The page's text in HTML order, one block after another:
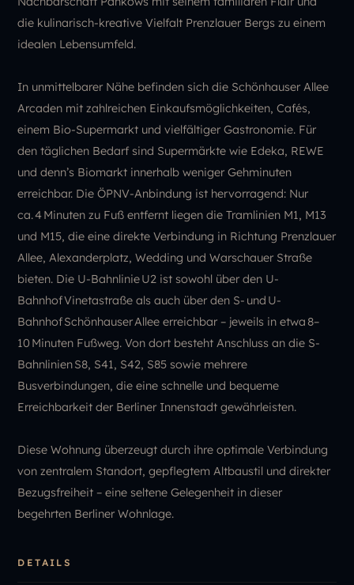
die kulinarisch-kreative Vielfalt Prenzlauer Bergs zu einem
idealen Lebensumfeld.
In unmittelbarer Nähe befinden sich die Schönhauser Allee
Arcaden mit zahlreichen Einkaufsmöglichkeiten, Cafés,
einem Bio-Supermarkt und vielfältiger Gastronomie. Für
den täglichen Bedarf sind Supermärkte wie Edeka, REWE
und denn’s Biomarkt innerhalb weniger Gehminuten
erreichbar. Die ÖPNV-Anbindung ist hervorragend: Nur
ca. 4 Minuten zu Fuß entfernt liegen die Tramlinien M1, M13
und M15, die eine direkte Verbindung in Richtung Prenzlauer
Allee, Alexanderplatz, Wedding und Warschauer Straße
bieten. Die U-Bahnlinie U2 ist sowohl über den U-
Bahnhof Vinetastraße als auch über den S- und U-
Bahnhof Schönhauser Allee erreichbar – jeweils in etwa 8–
10 Minuten Fußweg. Von dort besteht Anschluss an die S-
Bahnlinien S8, S41, S42, S85 sowie mehrere
Busverbindungen, die eine schnelle und bequeme
Erreichbarkeit der Berliner Innenstadt gewährleisten.
Diese Wohnung überzeugt durch ihre optimale Verbindung
von zentralem Standort, gepflegtem Altbaustil und direkter
Bezugsfreiheit – eine seltene Gelegenheit in dieser
begehrten Berliner Wohnlage.
DETAILS